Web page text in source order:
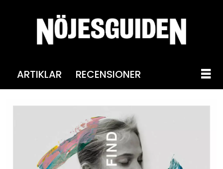
ARTIKLAR RECENSIONER